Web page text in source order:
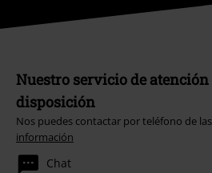
Nuestro servicio de
disposición
Nos puedes contactar por teléfono de las
información
Chat